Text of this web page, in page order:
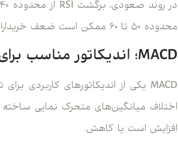
محدوده ۵۰ تا ۶۰ ممکن است ضعف خریداران و احتمال ادامه ریزش را نشان دهد.
MACD؛ اندیکاتور مناسب برای تأیید مومنتوم در تایم فریم ۵ دقیقه
اختلاف میانگین‌های متحرک نمایی
افزایش است یا کاهش.